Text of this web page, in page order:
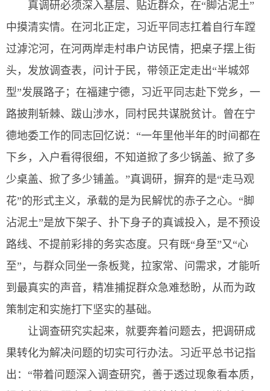
真调研必须深入基层、贴近群众，在“脚沾泥土”
中摸清实情。在河北正定，习近平同志扛着自行车蹚
过滹沱河，在河两岸走村串户访民情，把桌子摆上街
头，发放调查表，问计于民，带领正定走出“半城郊
型”发展路子；在福建宁德，习近平同志赴下党乡，一
路披荆斩棘、跋山涉水，同村民共谋脱贫计。曾在宁
德地委工作的同志回忆说：“一年里他半年的时间都在
下乡，入户看得很细，不知道掀了多少锅盖、掀了多
少桌盖、掀了多少铺盖。”真调研，摒弃的是“走马观
花”的形式主义，承载的是为民解忧的赤子之心。“脚
沾泥土”是放下架子、扑下身子的真诚投入，是不预设
路线、不提前彩排的务实态度。只有既“身至”又“心
至”，与群众同坐一条板凳，拉家常、问需求，才能听
到最真实的声音，精准捕捉群众急难愁盼，从而为政
策制定和实施打下坚实的基础。
让调查研究实起来，就要奔着问题去，把调研成
果转化为解决问题的切实可行办法。习近平总书记指
出：“带着问题深入调查研究，善于透过现象看本质，